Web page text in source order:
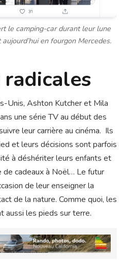
le camping-car durant leur lune
en fourgon Mercedes.
radicales
Unis, Ashton Kutcher et Mila
une série TV au début des
leur carrière au cinéma. Ils
et leurs décisions sont parfois
à déshériter leurs enfants et
cadeaux à Noël… Le futur
de leur enseigner la
de la nature. Comme quoi, les
aussi les pieds sur terre.